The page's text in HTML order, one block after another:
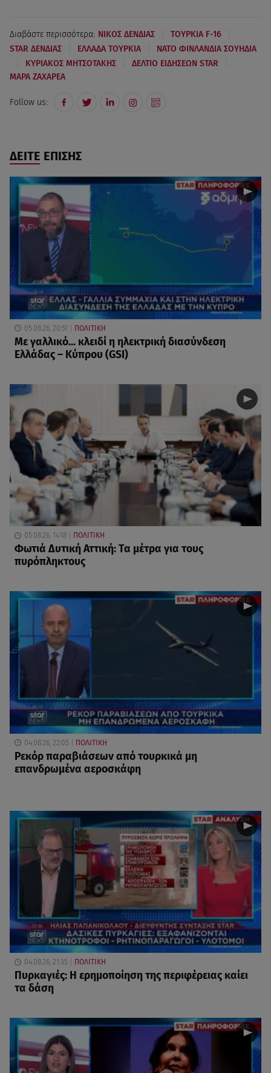
Διαβάστε περισσότερα: ΝΙΚΟΣ ΔΕΝΔΙΑΣ ΤΟΥΡΚΙΑ F-16
STAR ΔΕΝΔΙΑΣ ΕΛΛΑΔΑ ΤΟΥΡΚΙΑ ΝΑΤΟ ΦΙΝΛΑΝΔΙΑ ΣΟΥΗΔΙΑ
ΚΥΡΙΑΚΟΣ ΜΗΤΣΟΤΑΚΗΣ ΔΕΛΤΙΟ ΕΙΔΗΣΕΩΝ STAR
ΜΑΡΑ ΖΑΧΑΡΕΑ
Follow us:
ΔΕΙΤΕ ΕΠΙΣΗΣ
05.08.26, 20:51 ΠΟΛΙΤΙΚΗ
Με γαλλικό... κλειδί η ηλεκτρική διασύνδεση
Ελλάδας – Κύπρου (GSI)
05.08.26, 14:18 ΠΟΛΙΤΙΚΗ
Φωτιά Δυτική Αττική: Τα μέτρα για τους
πυρόπληκτους
04.08.26, 22:05 ΠΟΛΙΤΙΚΗ
Ρεκόρ παραβιάσεων από τουρκικά μη
επανδρωμένα αεροσκάφη
04.08.26, 21:35 ΠΟΛΙΤΙΚΗ
Πυρκαγιές: Η ερημοποίηση της περιφέρειας καίει
τα δάση